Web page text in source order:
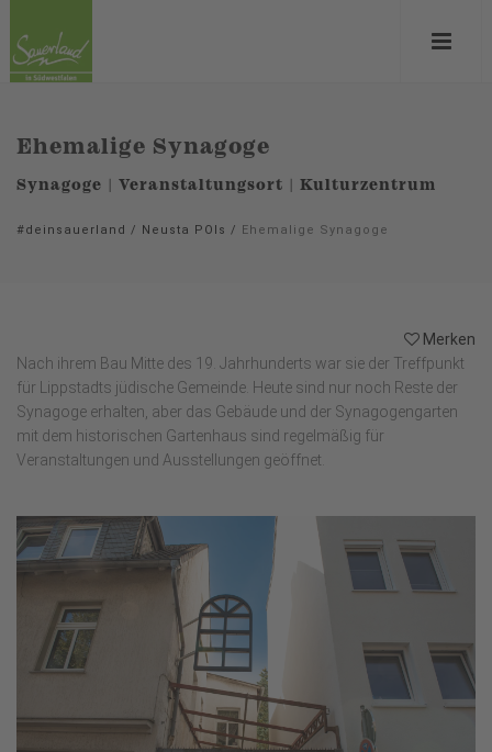
Ehemalige Synagoge
Synagoge | Veranstaltungsort | Kulturzentrum
#deinsauerland / Neusta POIs / Ehemalige Synagoge
Merken
Nach ihrem Bau Mitte des 19. Jahrhunderts war sie der Treffpunkt
für Lippstadts jüdische Gemeinde. Heute sind nur noch Reste der
Synagoge erhalten, aber das Gebäude und der Synagogengarten
mit dem historischen Gartenhaus sind regelmäßig für
Veranstaltungen und Ausstellungen geöffnet.